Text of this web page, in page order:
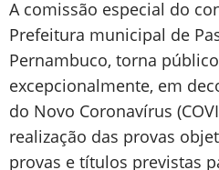
A comissão especial do
Prefeitura municipal de
Pernambuco, torna
excepcionalmente, em
do Novo Coronavírus
realização das provas
provas e títulos previstas